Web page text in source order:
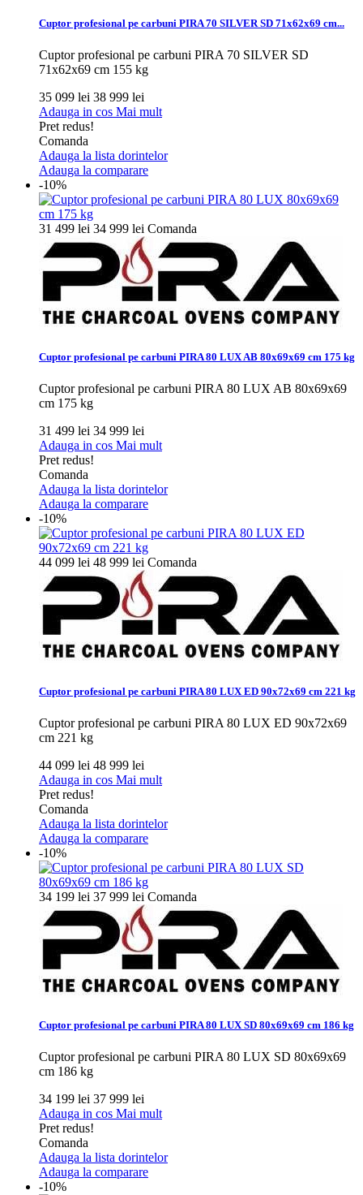
Cuptor profesional pe carbuni PIRA 70 SILVER SD 71x62x69 cm...
Cuptor profesional pe carbuni PIRA 70 SILVER SD
71x62x69 cm 155 kg
35 099 lei 38 999 lei
Adauga in cos Mai mult
Pret redus!
Comanda
Adauga la lista dorintelor
Adauga la comparare
-10%
31 499 lei 34 999 lei Comanda
Cuptor profesional pe carbuni PIRA 80 LUX AB 80x69x69 cm 175 kg
Cuptor profesional pe carbuni PIRA 80 LUX AB 80x69x69
cm 175 kg
31 499 lei 34 999 lei
Adauga in cos Mai mult
Pret redus!
Comanda
Adauga la lista dorintelor
Adauga la comparare
-10%
44 099 lei 48 999 lei Comanda
Cuptor profesional pe carbuni PIRA 80 LUX ED 90x72x69 cm 221 kg
Cuptor profesional pe carbuni PIRA 80 LUX ED 90x72x69
cm 221 kg
44 099 lei 48 999 lei
Adauga in cos Mai mult
Pret redus!
Comanda
Adauga la lista dorintelor
Adauga la comparare
-10%
34 199 lei 37 999 lei Comanda
Cuptor profesional pe carbuni PIRA 80 LUX SD 80x69x69 cm 186 kg
Cuptor profesional pe carbuni PIRA 80 LUX SD 80x69x69
cm 186 kg
34 199 lei 37 999 lei
Adauga in cos Mai mult
Pret redus!
Comanda
Adauga la lista dorintelor
Adauga la comparare
-10%